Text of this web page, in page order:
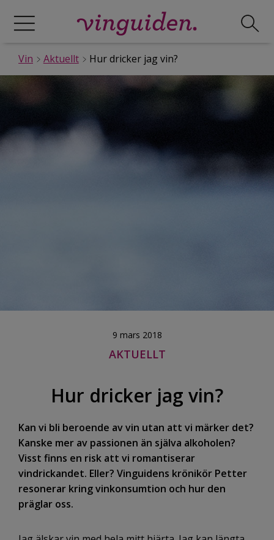
Vin Aktuellt Hur dricker jag vin?
9 mars 2018
AKTUELLT
Hur dricker jag vin?
Kan vi bli beroende av vin utan att vi märker det?
Kanske mer av passionen än själva alkoholen?
Visst finns en risk att vi romantiserar
vindrickandet. Eller? Vinguidens krönikör Petter
resonerar kring vinkonsumtion och hur den
präglar oss.